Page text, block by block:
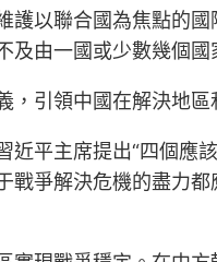
護以聯合國為焦點的
及由一國或少數幾個國
，引領中國在解決地
近平主席提出“四個應
戰爭解決危機的盡力